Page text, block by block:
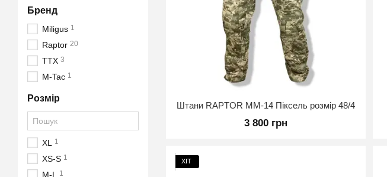
Штани RAPTOR ММ-14 Піксель розмір 48/4
3 800 грн
ХІТ
Бренд
Miligus 1
Raptor 20
TTX 3
M-Tac 1
Розмір
XL 1
XS-S 1
M-L 1